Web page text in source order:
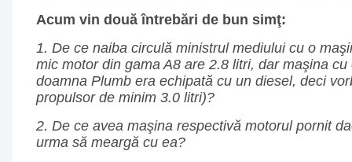
Acum vin două întrebări de bun simţ:
1. De ce naiba circulă ministrul mediului cu o
mic motor din gama A8 are 2.8 litri, dar maşina cu
doamna Plumb era echipată cu un diesel, deci
propulsor de minim 3.0 litri)?
2. De ce avea maşina respectivă motorul pornit
urma să meargă cu ea?